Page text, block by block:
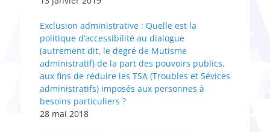
Exclusion administrative : Quelle est la
politique d’accessibilité au dialogue
(autrement dit, le degré de Mutisme
administratif) de la part des pouvoirs publics,
aux fins de réduire les TSA (Troubles et Sévices
administratifs) imposés aux personnes à
besoins particuliers ?
28 mai 2018